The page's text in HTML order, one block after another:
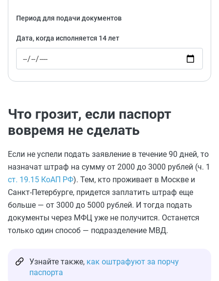
Период для подачи документов
Дата, когда исполняется 14 лет
Что грозит, если паспорт
вовремя не сделать
Если не успели подать заявление в течение 90 дней, то
назначат штраф на сумму от 2000 до 3000 рублей (ч. 1
ст. 19.15 КоАП РФ). Тем, кто проживает в Москве и
Санкт-Петербурге, придется заплатить штраф еще
больше — от 3000 до 5000 рублей. И тогда подать
документы через МФЦ уже не получится. Останется
только один способ — подразделение МВД.
Узнайте также, как оштрафуют за порчу
паспорта